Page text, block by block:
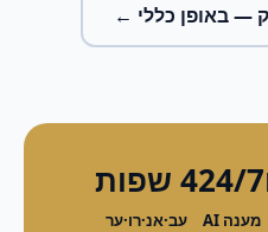
— באופן כללי ←
24/7
מענה AI
4 שפות
עב·אנ·רו·ער